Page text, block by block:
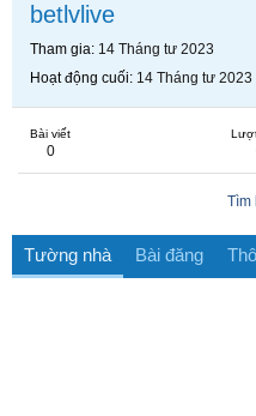
betlvlive
Tham gia 14 Tháng tư 2023
Hoạt động cuối 14 Tháng tư 2023
Bài viết
0
Tìm
Tường nhà Bài đăng